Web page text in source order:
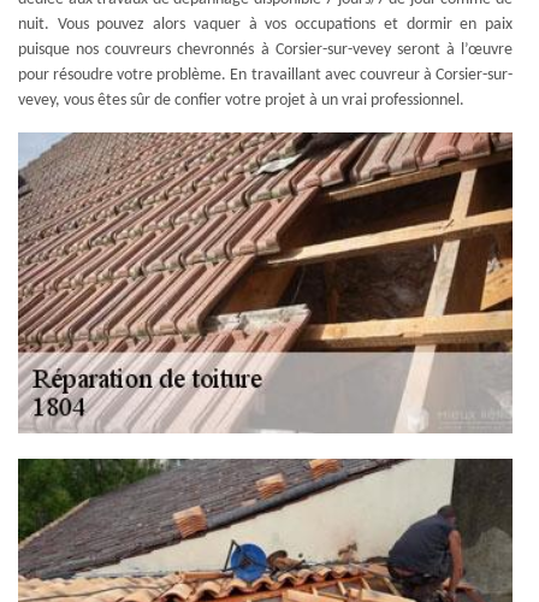
nuit. Vous pouvez alors vaquer à vos occupations et dormir en paix
puisque nos couvreurs chevronnés à Corsier-sur-vevey seront à l’œuvre
pour résoudre votre problème. En travaillant avec couvreur à Corsier-sur-
vevey, vous êtes sûr de confier votre projet à un vrai professionnel.